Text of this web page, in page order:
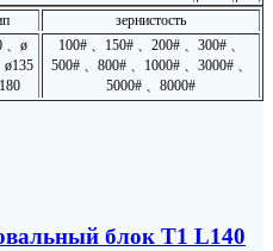
зернистость
、ø
ø135
100# 、150# 、200# 、300# 、
500# 、800# 、1000# 、3000# 、
5000# 、8000#
блок T1 L140